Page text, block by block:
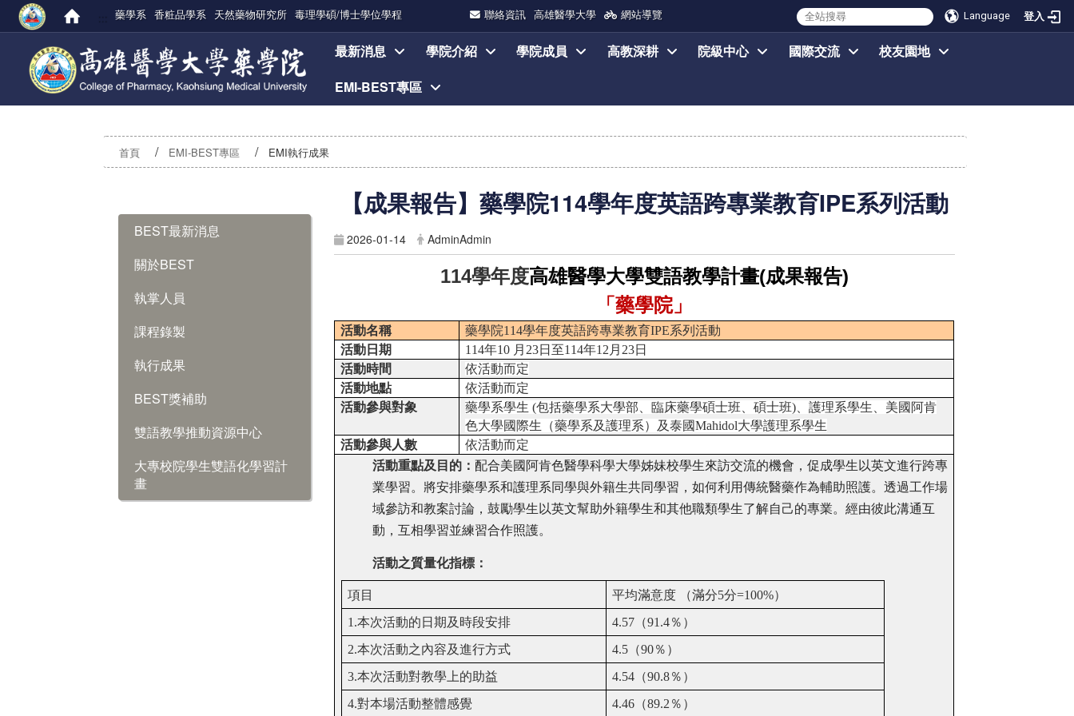
Language 登入
藥學系 香粧品學系 天然藥物研究所 毒理學碩/博士學位學程 聯絡資訊 高雄醫學大學 網站導覽
最新消息 學院介紹 學院成員 高教深耕 院級中心 國際交流
校友園地
EMI-BEST專區
首頁 EMI-BEST專區 EMI執行成果
BEST最新消息
關於BEST
執掌人員
課程錄製
執行成果
BEST獎補助
雙語教學推動資源中心
大專校院學生雙語化學習計
畫
【成果報告】藥學院114學年度英語跨專業教育IPE系列活動
2026-01-14 AdminAdmin
114學年度高雄醫學大學雙語教學計畫(成果報告)
「藥學院」
活動名稱 藥學院114學年度英語跨專業教育IPE系列活動
活動日期
114年10 月 23日至114年12 月 23日
活動時間
依活動而定
活動地點
依活動而定
活動參與對象
藥學系學生 (包括藥學系大學部、臨床藥學碩士班、碩士班)、護理系學生、美國阿肯
色大學國際生（藥學系及護理系）及泰國Mahidol大學護理系學生
活動參與人數
依活動而定
活動重點及目的： 配合美國阿肯色醫學科學大學姊妹校學生來訪交流的機會，促成學生以英文進行跨專
業學習。將安排藥學系和護理系同學與外籍生共同學習，如何利用傳統醫藥作為輔助照護。透過工作場
域參訪和教案討論，鼓勵學生以英文幫助外籍學生和其他職類學生了解自己的專業。經由彼此溝通互
動，互相學習並練習合作照護。
活動之質量化指標：
項目 平均滿意度 （滿分5分=100%）
1.本次活動的日期及時段安排 4.57 （91.4％）
2.本次活動之內容及進行方式 4.5 （90％）
3.本次活動對教學上的助益 4.54 （90.8％）
4.對本場活動整體感覺 4.46 （89.2 ％）